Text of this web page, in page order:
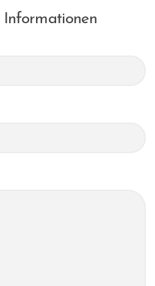
Informationen